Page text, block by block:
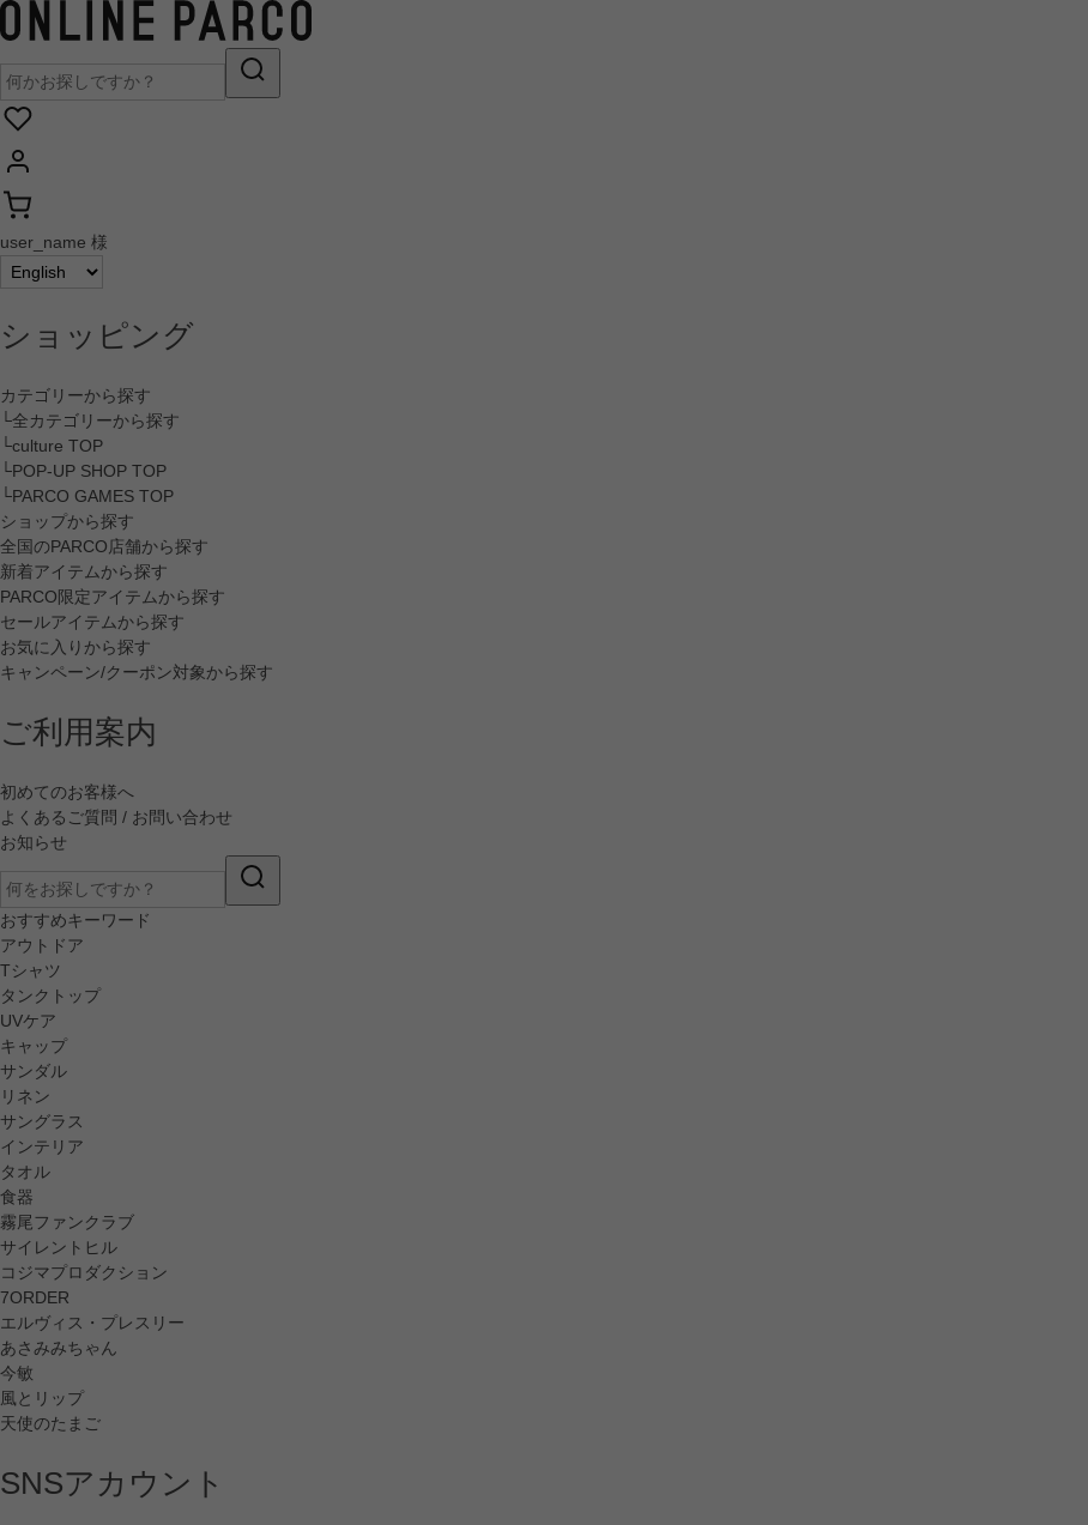
user_name 様
ショッピング
カテゴリーから探す
└全カテゴリーから探す
└culture TOP
└POP-UP SHOP TOP
└PARCO GAMES TOP
ショップから探す
全国のPARCO店舗から探す
新着アイテムから探す
PARCO限定アイテムから探す
セールアイテムから探す
お気に入りから探す
キャンペーン/クーポン対象から探す
ご利用案内
初めてのお客様へ
よくあるご質問 / お問い合わせ
お知らせ
おすすめキーワード
アウトドア
Tシャツ
タンクトップ
UVケア
キャップ
サンダル
リネン
サングラス
インテリア
タオル
食器
霧尾ファンクラブ
サイレントヒル
コジマプロダクション
7ORDER
エルヴィス・プレスリー
あさみみちゃん
今敏
風とリップ
天使のたまご
SNSアカウント